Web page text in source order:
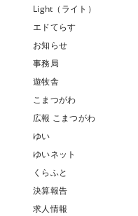
Light（ライト）
エドてらす
お知らせ
事務局
遊牧舎
こまつがわ
広報 こまつがわ
ゆい
ゆいネット
くらふと
決算報告
求人情報